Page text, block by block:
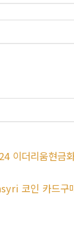
이더리움현금
코인 카드구